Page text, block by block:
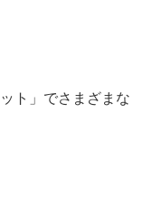
ト」でさまざまな